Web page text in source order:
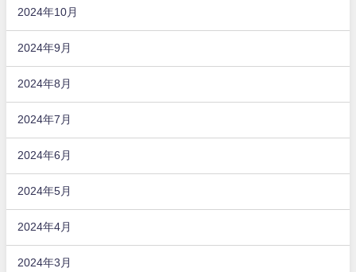
2024年10月
2024年9月
2024年8月
2024年7月
2024年6月
2024年5月
2024年4月
2024年3月